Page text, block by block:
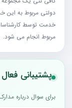
دولتی مربوط به این
خدمت توسط
مربوط انجام می شود.
پشتیبانی فعال
برای سوال درباره